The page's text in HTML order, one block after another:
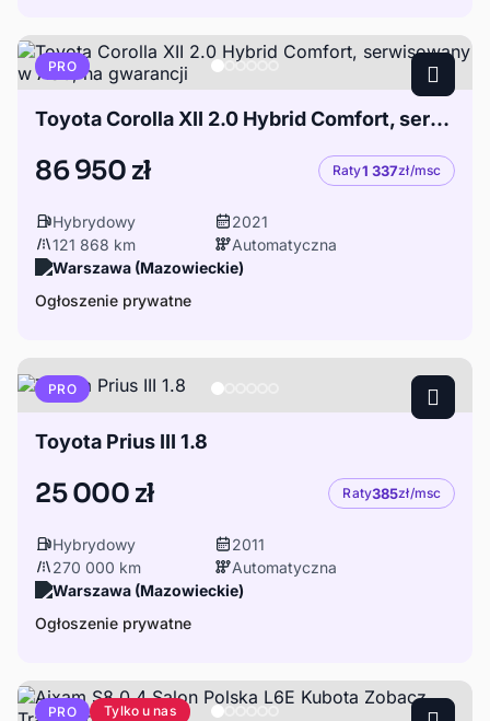
PRO
Toyota Corolla XII 2.0 Hybrid Comfort, serwisowany w ASO, na gwarancji
86 950 zł Raty1 337zł/msc
Hybrydowy
2021
121 868 km
Automatyczna
Warszawa (Mazowieckie)
Ogłoszenie prywatne
PRO
Toyota Prius III 1.8
25 000 zł Raty385zł/msc
Hybrydowy
2011
270 000 km
Automatyczna
Warszawa (Mazowieckie)
Ogłoszenie prywatne
PRO Tylko u nas